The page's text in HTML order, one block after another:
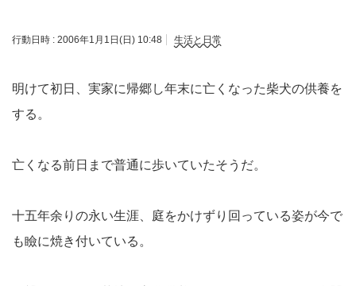
行動日時 : 2006年1月1日(日) 10:48 生活と日常
明けて初日、実家に帰郷し年末に亡くなった柴犬の供養を
する。
亡くなる前日まで普通に歩いていたそうだ。
十五年余りの永い生涯、庭をかけずり回っている姿が今で
も瞼に焼き付いている。